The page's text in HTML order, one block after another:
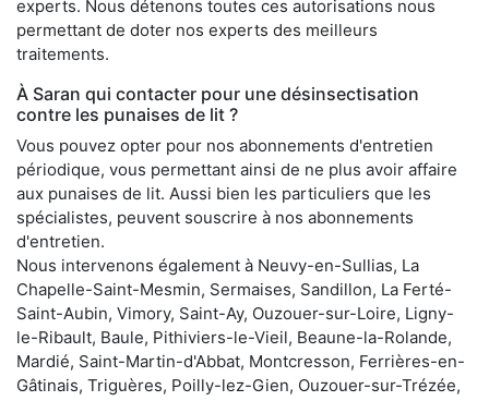
experts. Nous détenons toutes ces autorisations nous
permettant de doter nos experts des meilleurs
traitements.
À Saran qui contacter pour une désinsectisation
contre les punaises de lit ?
Vous pouvez opter pour nos abonnements d'entretien
périodique, vous permettant ainsi de ne plus avoir affaire
aux punaises de lit. Aussi bien les particuliers que les
spécialistes, peuvent souscrire à nos abonnements
d'entretien.
Nous intervenons également à Neuvy-en-Sullias, La
Chapelle-Saint-Mesmin, Sermaises, Sandillon, La Ferté-
Saint-Aubin, Vimory, Saint-Ay, Ouzouer-sur-Loire, Ligny-
le-Ribault, Baule, Pithiviers-le-Vieil, Beaune-la-Rolande,
Mardié, Saint-Martin-d'Abbat, Montcresson, Ferrières-en-
Gâtinais, Triguères, Poilly-lez-Gien, Ouzouer-sur-Trézée,